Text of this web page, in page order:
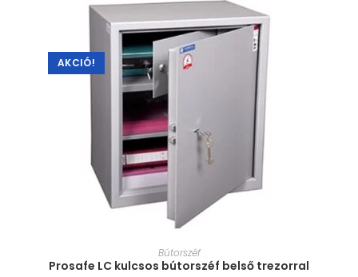
AKCIÓ!
MÉRET VÁLASZTÁSA
Bútorszéf
Prosafe LC kulcsos bútorszéf belső trezorral